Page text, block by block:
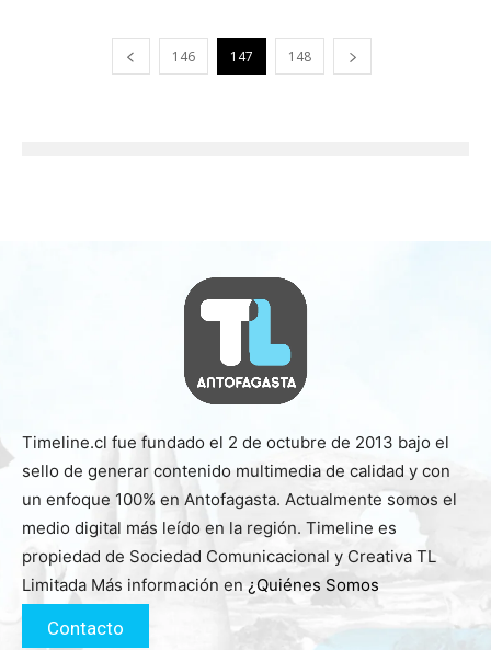
146 147 148
Timeline.cl fue fundado el 2 de octubre de 2013 bajo el
sello de generar contenido multimedia de calidad y con
un enfoque 100% en Antofagasta. Actualmente somos el
medio digital más leído en la región. Timeline es
propiedad de Sociedad Comunicacional y Creativa TL
Limitada Más información en ¿Quiénes Somos
Contacto